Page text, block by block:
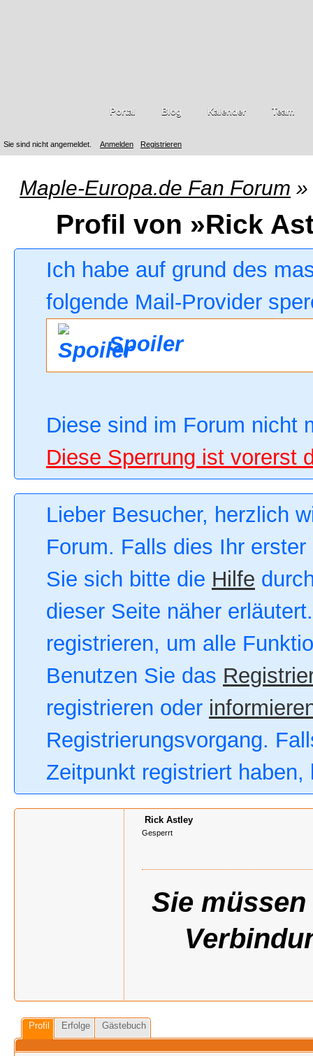
Sie sind nicht angemeldet. Anmelden Registrieren
Portal Blog Kalender Team
Maple-Europa.de Fan Forum »
Profil von »Rick
Ich habe auf grund des
folgende Mail-Provider
Spoiler
Diese sind im Forum nicht
Diese Sperrung ist vorerst
Lieber Besucher, herzlich
Forum. Falls dies Ihr
Sie sich bitte die Hilfe
dieser Seite näher
registrieren, um alle
Benutzen Sie das
registrieren oder
Registrierungsvorgang.
Zeitpunkt registriert
Rick Astley
Gesperrt
Sie
Profil Erfolge Gästebuch